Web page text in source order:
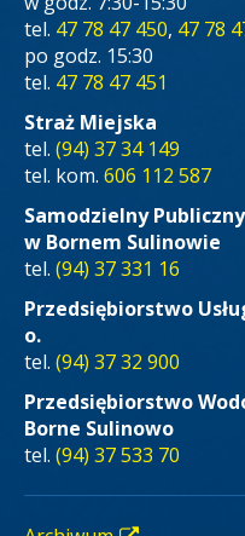
tel. 47 78 47 450, 47 78
po godz. 15:30
tel. 47 78 47 451
Straż Miejska
tel. (94) 37 34 149
tel. kom. 606 112 587
Samodzielny
w Bornem Sulinowie
tel. (94) 37 331 16
Przedsiębiorstwo
o.
tel. (94) 37 32 900
Przedsiębiorstwo
Borne Sulinowo
tel. (94) 37 533 70